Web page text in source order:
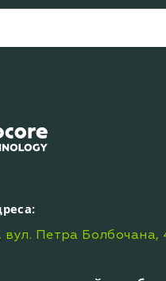
вул. Петра Болбочана,